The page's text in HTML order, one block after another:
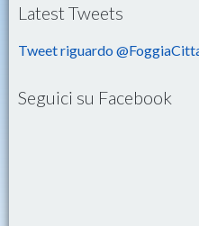
Latest Tweets
Tweet riguardo
Seguici su Facebook